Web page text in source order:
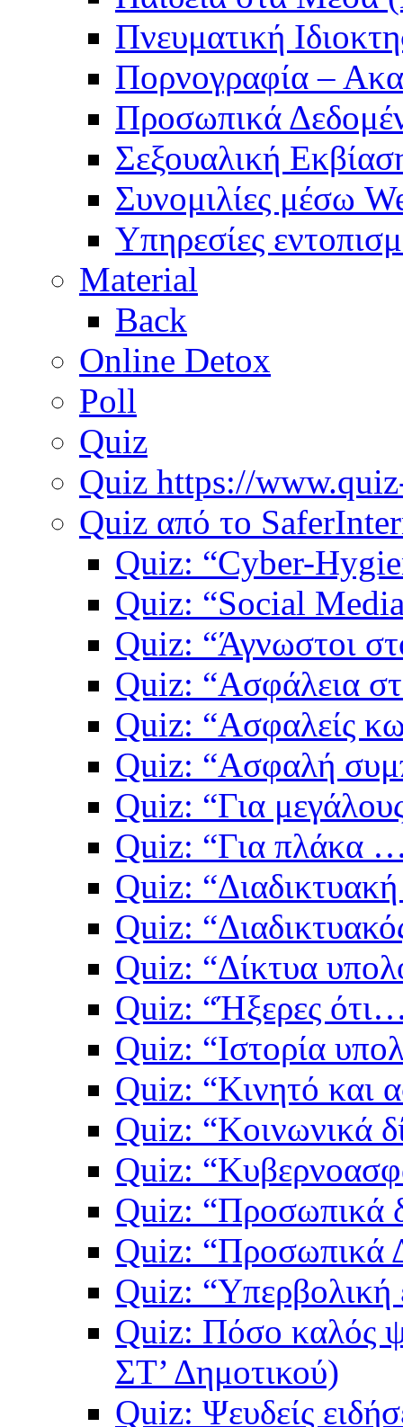
Πνευματική
Πορνογραφία –
Προσωπικά
Σεξουαλική
Συνομιλίες μέσω
Υπηρεσίες
Material
Back
Online Detox
Poll
Quiz
Quiz https://
Quiz από το
Quiz: “Cyber-
Quiz: “Social
Quiz: “Άγνωστοι
Quiz: “Ασφάλεια
Quiz: “Ασφαλείς
Quiz: “Ασφαλή
Quiz: “Για
Quiz: “Για πλάκα
Quiz:
Quiz:
Quiz: “Δίκτυα
Quiz: “Ήξερες
Quiz: “Ιστορία
Quiz: “Κινητό και
Quiz: “Κοινωνικά
Quiz:
Quiz: “Προσωπικά
Quiz: “Προσωπικά
Quiz: “Υπερβολική
Quiz: Πόσο καλός
ΣΤ’ Δημοτικού)
Quiz: Ψευδείς